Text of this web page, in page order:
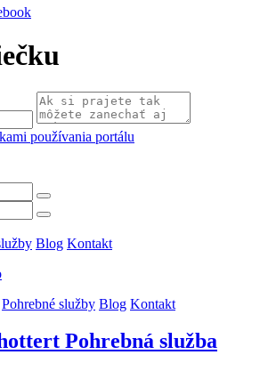
používania portálu
Blog Kontakt
Pohrebné služby Blog Kontakt
Pohrebná služba